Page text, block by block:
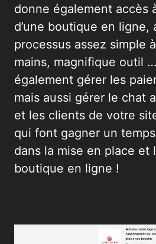
donne également accès
d’une boutique en ligne,
processus assez simple
mains, magnifique outil …
également gérer les
mais aussi gérer le chat
et les clients de votre
qui font gagner un
dans la mise en place et
boutique en ligne !